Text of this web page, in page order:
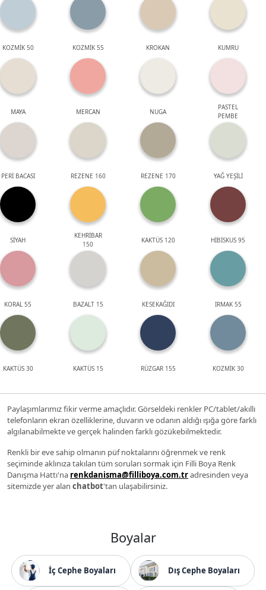
KOZMİK 50 KOZMİK 55 KROKAN KUMRU
MAYA MERCAN NUGA
PASTEL
PEMBE
PERİ BACASI REZENE 160 REZENE 170 YAĞ YEŞİLİ
SİYAH
KEHRİBAR
150
KAKTÜS 120 HİBİSKUS 95
KORAL 55 BAZALT 15 KESEKAĞIDI IRMAK 55
KAKTÜS 30 KAKTÜS 15 RÜZGAR 155 KOZMİK 30
Paylaşımlarımız fikir verme amaçlıdır. Görseldeki renkler PC/tablet/akıllı
telefonların ekran özelliklerine, duvarın ve odanın aldığı ışığa göre farklı
algılanabilmekte ve gerçek halinden farklı gözükebilmektedir.
Renkli bir eve sahip olmanın püf noktalarını öğrenmek ve renk
seçiminde aklınıza takılan tüm soruları sormak için Filli Boya Renk
Danışma Hattı'na renkdanisma@filliboya.com.tradresinden veya
sitemizde yer alan chatbot'tan ulaşabilirsiniz.
Boyalar
İç Cephe Boyaları Dış Cephe Boyaları